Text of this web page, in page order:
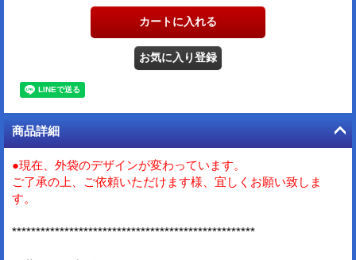
商品詳細
●現在、外袋のデザインが変わっています。
ご了承の上、ご依頼いただけます様、宜しくお願い致しま
す。
***************************************************